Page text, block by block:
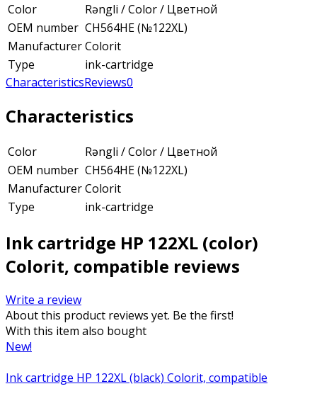
Color
Rəngli / Color / Цветной
OEM number CH564HE (№122XL)
ManufacturerColorit
Type
ink-cartridge
CharacteristicsReviews0
Characteristics
Color
Rəngli / Color / Цветной
OEM number CH564HE (№122XL)
ManufacturerColorit
Type
ink-cartridge
Ink cartridge HP 122XL (color)
Colorit, compatible reviews
Write a review
About this product reviews yet. Be the first!
With this item also bought
New!
Ink cartridge HP 122XL (black) Colorit, compatible